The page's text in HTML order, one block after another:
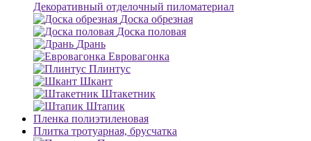
Декоративный отделочный пиломатериал
Доска обрезная
Доска половая
Дрань
Евровагонка
Плинтус
Шкант
Штакетник
Штапик
Пленка полиэтиленовая
Плитка тротуарная, брусчатка